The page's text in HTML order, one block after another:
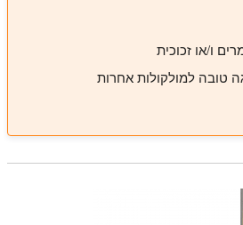
ו/או זכוכית
טובה למולקולות אחרות